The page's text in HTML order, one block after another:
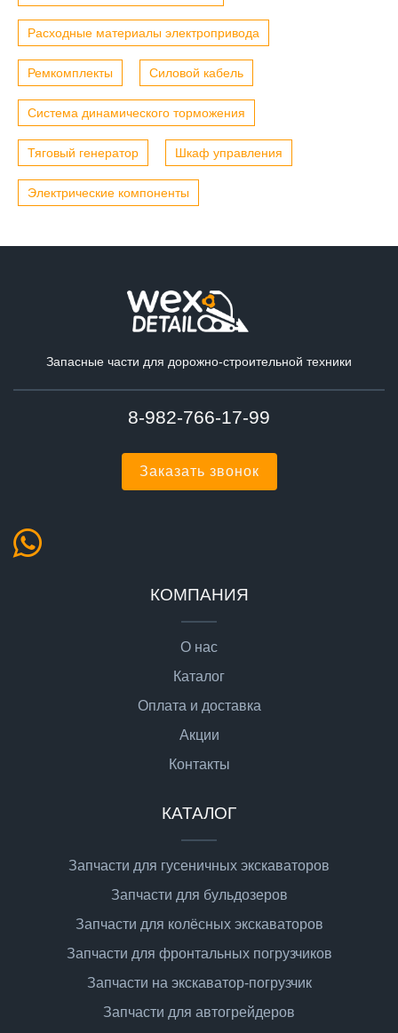
Расходные материалы электропривода
Ремкомплекты Силовой кабель
Система динамического торможения
Тяговый генератор Шкаф управления
Электрические компоненты
Запасные части для дорожно-строительной техники
8-982-766-17-99
Заказать звонок
КОМПАНИЯ
О нас
Каталог
Оплата и доставка
Акции
Контакты
КАТАЛОГ
Запчасти для гусеничных экскаваторов
Запчасти для бульдозеров
Запчасти для колёсных экскаваторов
Запчасти для фронтальных погрузчиков
Запчасти на экскаватор-погрузчик
Запчасти для автогрейдеров